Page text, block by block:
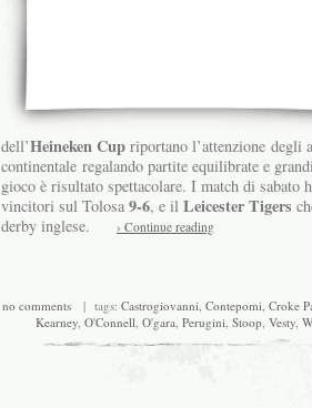
dell’Heineken Cup riportano l’attenzione degli
continentale regalando partite equilibrate e
gioco è risultato spettacolare. I match di sabato
vincitori sul Tolosa 9-6, e il Leicester Tigers
derby inglese.
› Continue reading
no comments| tags: Castrogiovanni Contepomi Croke
Kearney, O'Connell O'gara Perugini Stoop, Vesty,